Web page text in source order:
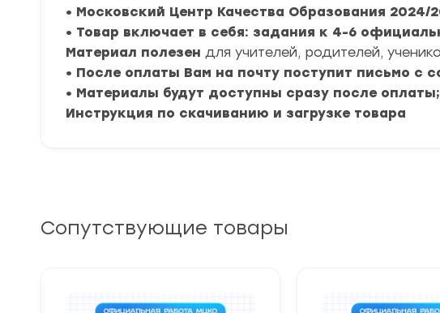
• Московский Центр Качества Образования 2024/
• Товар включает в себя: задания к 4-6
Материал полезен для учителей, родителей,
• После оплаты Вам на почту поступит письмо с
• Материалы будут доступны сразу после оплаты;
Инструкция по скачиванию и загрузке товара
Сопутствующие товары